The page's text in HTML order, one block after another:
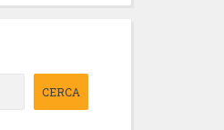
CERCA